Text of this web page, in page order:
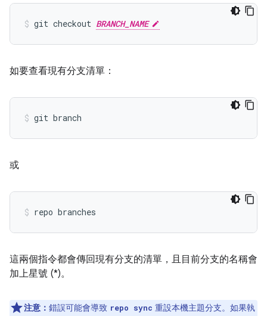
git checkout BRANCH_NAME
如要查看現有分支清單：
或
這兩個指令都會傳回現有分支的清單，且目前分支的名稱會
加上星號 (*)。
注意： 錯誤可能會導致 repo sync 重設本機主題分支。如果執